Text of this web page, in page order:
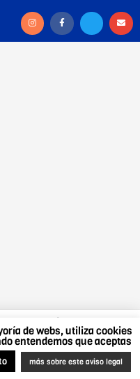
de webs, utiliza cookies
entendemos que aceptas
más sobre este aviso legal
la mayoría de webs,
Si sigues navegando
política de cookies.
Acepto